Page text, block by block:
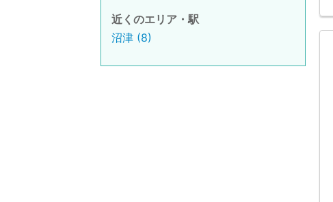
近くのエリア・駅
沼津 (8)